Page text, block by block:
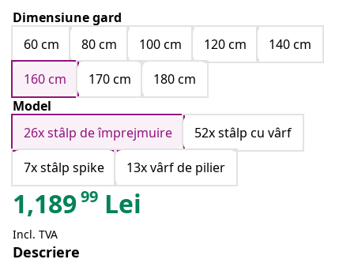
Dimensiune gard
60 cm
80 cm 100 cm 120 cm
140 cm
160 cm
170 cm
180 cm
Model
26x stâlp de împrejmuire
52x stâlp cu vârf
7x stâlp spike
13x vârf de pilier
1,18999 Lei
Incl. TVA
Descriere